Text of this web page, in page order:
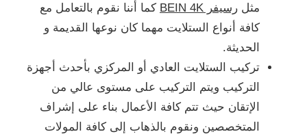
مثل رسيفر BEIN 4K
كما أننا نقوم بالتعامل مع
كافة أنواع الستلايت مهما كان نوعها القديمة و
الحديثة.
تركيب الستلايت العادي أو المركزي بأحدث أجهزة
التركيب ويتم التركيب على مستوى عالي من
الإتقان حيث تتم كافة الأعمال بناء على إشراف
المتخصصين ونقوم بالذهاب إلى كافة المولات